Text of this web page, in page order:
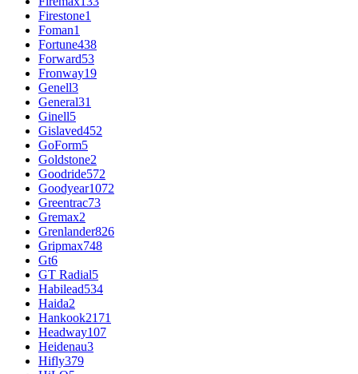
Firestone1
Foman1
Fortune438
Forward53
Fronway19
Genell3
General31
Ginell5
Gislaved452
GoForm5
Goldstone2
Goodride572
Goodyear1072
Greentrac73
Gremax2
Grenlander826
Gripmax748
Gt6
GT Radial5
Habilead534
Haida2
Hankook2171
Headway107
Heidenau3
Hifly379